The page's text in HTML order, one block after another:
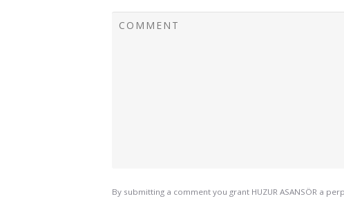
By submitting a comment you grant HUZUR ASANSÖR a